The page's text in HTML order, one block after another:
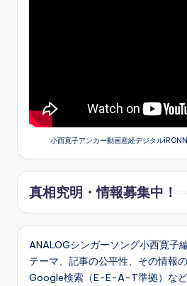
小西寛子アンカー動画産経デジタル
真相究明・情報募集中！
ANALOGシンガーソング小西寛子
テーマ、記事の公平性、その情報
Google検索（E-E-A-T準拠）など